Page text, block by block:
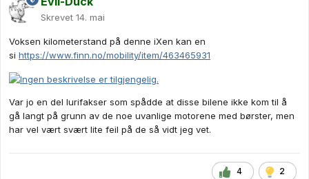
Skrevet 14. mai
Voksen kilometerstand på denne iXen kan en
si https://www.finn.no/mobility/item/463465931
Var jo en del lurifakser som spådde at disse bilene ikke kom til å
gå langt på grunn av de noe uvanlige motorene med børster, men
har vel vært svært lite feil på de så vidt jeg vet.
4 2